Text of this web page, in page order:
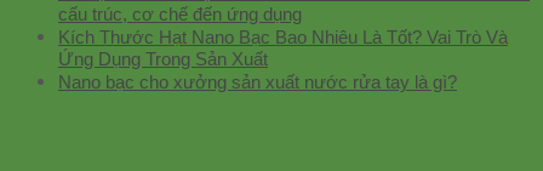
cấu trúc, cơ chế đến ứng dụng
Kích Thước Hạt Nano Bạc Bao Nhiêu Là Tốt? Vai Trò Và
Ứng Dụng Trong Sản Xuất
Nano bạc cho xưởng sản xuất nước rửa tay là gì?